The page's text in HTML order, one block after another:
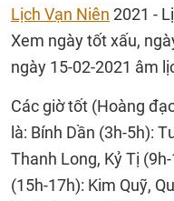
Lịch Vạn Niên 2021 -
Xem ngày tốt xấu,
ngày 15-02-2021 âm
Các giờ tốt (Hoàng
là: Bính Dần (3h-5h):
Thanh Long, Kỷ Tị
(15h-17h): Kim Quỹ,